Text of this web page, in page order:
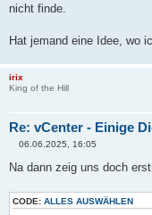
nicht finde.
Hat jemand eine Idee, wo
irix
King of the Hill
Re: vCenter - Einige
i
r
a
06.06.2025, 16:05
Na dann zeig uns doch
CODE: ALLES AUSWÄHLEN